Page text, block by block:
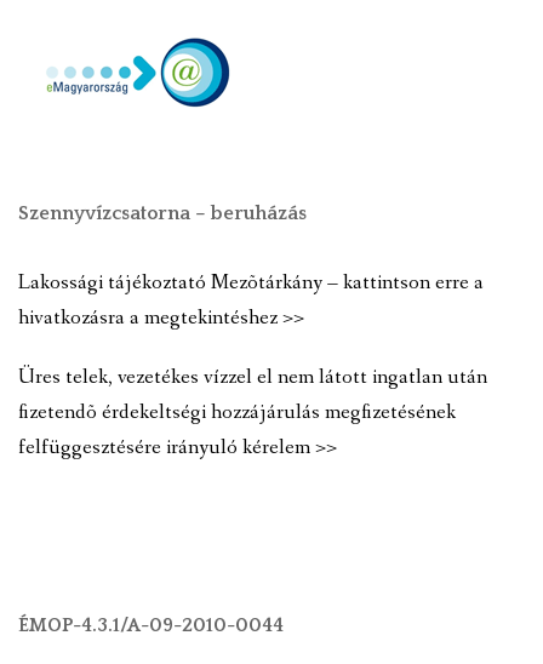
Szennyvízcsatorna – beruházás
Lakossági tájékoztató Mezõtárkány – kattintson erre a
hivatkozásra a megtekintéshez >>
Üres telek, vezetékes vízzel el nem látott ingatlan után
fizetendõ érdekeltségi hozzájárulás megfizetésének
felfüggesztésére irányuló kérelem >>
ÉMOP-4.3.1/A-09-2010-0044